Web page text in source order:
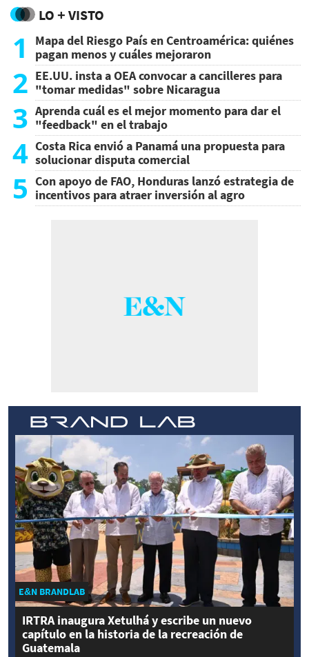
LO + VISTO
1
Mapa del Riesgo País en Centroamérica: quiénes
pagan menos y cuáles mejoraron
2 EE.UU. insta a OEA convocar a cancilleres para
"tomar medidas" sobre Nicaragua
3 Aprenda cuál es el mejor momento para dar el
"feedback" en el trabajo
4 Costa Rica envió a Panamá una propuesta para
solucionar disputa comercial
5 Con apoyo de FAO, Honduras lanzó estrategia de
incentivos para atraer inversión al agro
E&N BRANDLAB
IRTRA inaugura Xetulhá y escribe un nuevo
capítulo en la historia de la recreación de
Guatemala